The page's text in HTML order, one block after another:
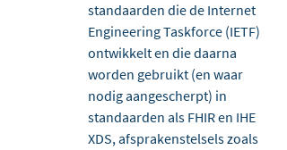
standaarden die de Internet
Engineering Taskforce (IETF)
ontwikkelt en die daarna
worden gebruikt (en waar
nodig aangescherpt) in
standaarden als FHIR en IHE
XDS, afsprakenstelsels zoals